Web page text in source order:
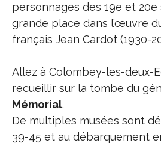
personnages des 19e et
grande place dans l’œuvre
français Jean Cardot (1930-
Allez à Colombey-les-deux-
recueillir sur la tombe du
Mémorial.
De multiples musées sont
39-45 et au débarquement